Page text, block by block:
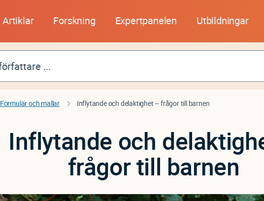
Artiklar Forskning Expertpanelen Utbildningar
Formulär och mallar Inflytande och delaktighet – frågor till barnen
Inflytande och
frågor till barnen